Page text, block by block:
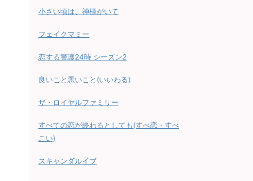
小さい頃は、神様がいて
フェイクマミー
恋する警護24時 シーズン2
良いこと悪いこと(いいわる)
ザ・ロイヤルファミリー
すべての恋が終わるとしても(すべ恋・すべ
こい)
スキャンダルイブ